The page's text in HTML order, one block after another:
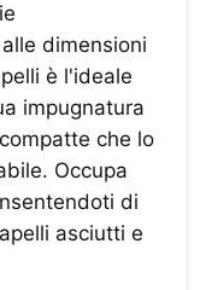
dimensioni
è l'ideale
impugnatura
che lo
Occupa
di
asciutti e